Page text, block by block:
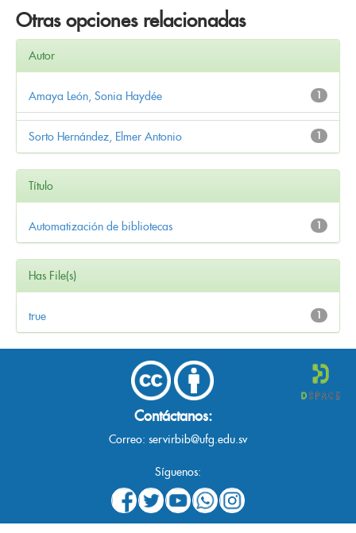
Otras opciones relacionadas
Autor
1
Amaya León, Sonia Haydée
1
Sorto Hernández, Elmer Antonio
Título
1
Automatización de bibliotecas
Has File(s)
1
true
Contáctanos:
Correo: servirbib@ufg.edu.sv
Síguenos: